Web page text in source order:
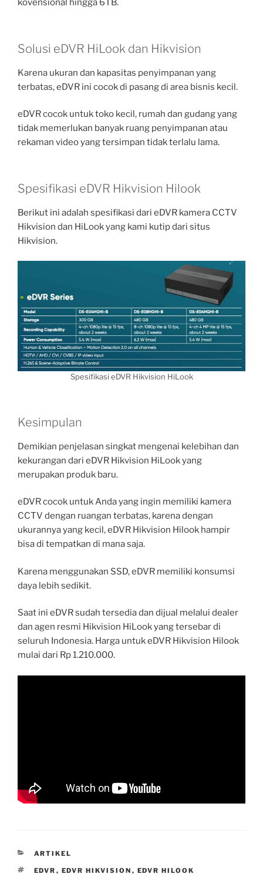
kovensional hingga 6TB.
Solusi eDVR HiLook dan Hikvision
Karena ukuran dan kapasitas penyimpanan yang
terbatas, eDVR ini cocok di pasang di area bisnis kecil.
eDVR cocok untuk toko kecil, rumah dan gudang yang
tidak memerlukan banyak ruang penyimpanan atau
rekaman video yang tersimpan tidak terlalu lama.
Spesifikasi eDVR Hikvision Hilook
Berikut ini adalah spesifikasi dari eDVR kamera CCTV
Hikvision dan HiLook yang kami kutip dari situs
Hikvision.
Spesifikasi eDVR Hikvision HiLook
Kesimpulan
Demikian penjelasan singkat mengenai kelebihan dan
kekurangan dari eDVR Hikvision HiLook yang
merupakan produk baru.
eDVR cocok untuk Anda yang ingin memiliki kamera
CCTV dengan ruangan terbatas, karena dengan
ukurannya yang kecil, eDVR Hikvision Hilook hampir
bisa di tempatkan di mana saja.
Karena menggunakan SSD, eDVR memiliki konsumsi
daya lebih sedikit.
Saat ini eDVR sudah tersedia dan dijual melalui dealer
dan agen resmi Hikvision HiLook yang tersebar di
seluruh Indonesia. Harga untuk eDVR Hikvision Hilook
mulai dari Rp 1.210.000.
CATEGORIES
ARTIKEL
TAGS
EDVR , EDVR HIKVISION , EDVR HILOOK